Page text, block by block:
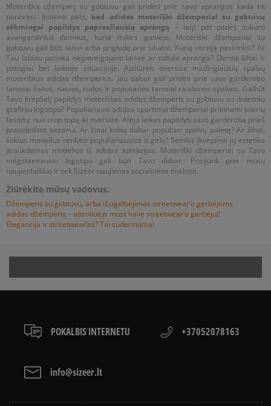
Moterišką džemperį su gobtuvu gali pridėti prie savo aprangos kada tik
panorėsi. Įsitikink pats, kad adidas moteriški džemperiai su gobtuvu
sėkmingai papildys paprasčiausią aprangą – taip pat padės sukurti
avangardinius derinius, kurie išskirs gatvėje. Moteriški džemperiai su
gobtuvu gali būti laisvi arba prigludę prie silueto. Kurią versiją pasirinksi? Ar
Tau labiau patinka neįpareigojanti laisvė ar tobula apranga? Derink šiltai ir
patogiai bet kokioje situacijoje. Apžiūrėk oversize madingiausių spalvų
moteriškus adidas džemperius. Jau dabar gali pridėti prie savo garderobo
tamsiai žalios, rusvos, rudos ir populiarios tamsiai raudonos spalvos. Galbūt
Tavo krepšelį papildys moteriškas adidas džemperis su gobtuvu su didesniu
grafiniu logotipu? Populiariausi adidas sportiniai džemperiai prieinami įvairių
fasonų: nuo crop topų iki oversize. Atėjo laikas papildyti savo garderobą prieš
prasidedant sezonui. Ar žinai kokią dabar populiari spalvų paletę? Ar žinai,
kokius modelius renkasi populiariausios it girls? Semkis įkvėpimo jų estetika
įtraukdamas modelius iš adidas kolekcijos. Moteriški džemperiai su Tavo
mėgstamiausiu logotipu gali būti Tavo dabar. Prisijunk prie mūsų
naujienlaiškio ir sek Sizeer naujienas socialinėse tinklose.
Žiūrėkite mūsų vadovus:
Džemperis su gobtuvu, arba išsigelbėjimas streetwear‘o gerbėjams
adidas džemperis – absoliutus must have streetwear‘o gerbėjui!
Elegancija ir streetwear‘as? Tai suderinama!
POKALBIS INTERNETU +37052078163
info@sizeer.lt